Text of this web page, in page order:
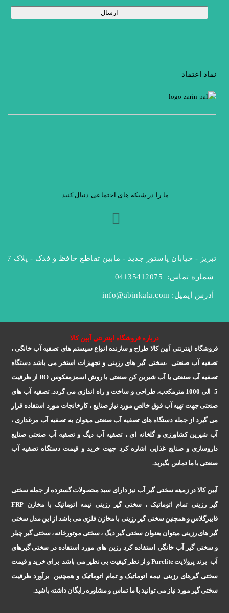
نماد اعتماد
.
ما را در شبکه های اجتماعی دنبال کنید.
تبریز - خیابان پاستور جدید - مابین تقاطع حافظ و فدک - پلاک 47
شماره تماس: 04135412075
آدرس ایمیل: info@abinkala.com
درباره فروشگاه اینترنتی آبین کالا
فروشگاه اینترنتی آبین کالا طراح و سازنده انواع سیستم های تصفیه آب خانگی ،
تصفیه آب صنعتی ،سختی گیر های رزینی و تجهیزات استخر می باشد دستگاه
تصفیه آب صنعتی یا آب شیرین کن صنعتی با روش اسمزمعکوس
از ظرفیت
5 الی 1000 مترمکعب، طراحی و ساخت و راه اندازی می گردد. تصفیه آب های
صنعتی جهت تهیه آب فوق خالص مورد نیاز صنایع ، کارخانجات مورد استفاده قرار
می گیرد از جمله دستگاه های تصفیه آب صنعتی میتوان به تصفیه آب مرغداری ،
آب شیرین کشاورزی و گلخانه ای ، تصفیه آب دیگ و تصفیه آب صنعتی صنایع
داروسازی و صنایع غذایی اشاره کرد جهت خرید و قیمت دستگاه تصفیه آب
صنعتی با ما تماس بگیرید.
آبین کالا در زمینه سختی گیر آب نیز دارای سبد محصولات گسترده از جمله سختی
گیر رزینی تمام اتوماتیک ، سختی گیر رزینی نیمه اتوماتیک با مخازن
فایبرگلاس و همچنین سختی گیر رزینی با مخازن فلزی می باشد از این مدل سختی
گیر های رزینی میتوان بعنوان سختی گیر دیگ ، سختی موتورخانه ، سختی گیر چیلر
و سختی گیر آب خانگی استفاده کرد رزین های مورد استفاده در سختی گیرهای
آب برند پرولایتPurelite
و از نظر کیفیت بی نظیر می باشد برای خرید و قیمت
سختی گیرهای رزینی نیمه اتوماتیک و تمام اتوماتیک و همچنین برآورد ظرفیت
سختی گیر مورد نیاز می توانید با ما تماس و مشاوره رایگان داشته باشید.